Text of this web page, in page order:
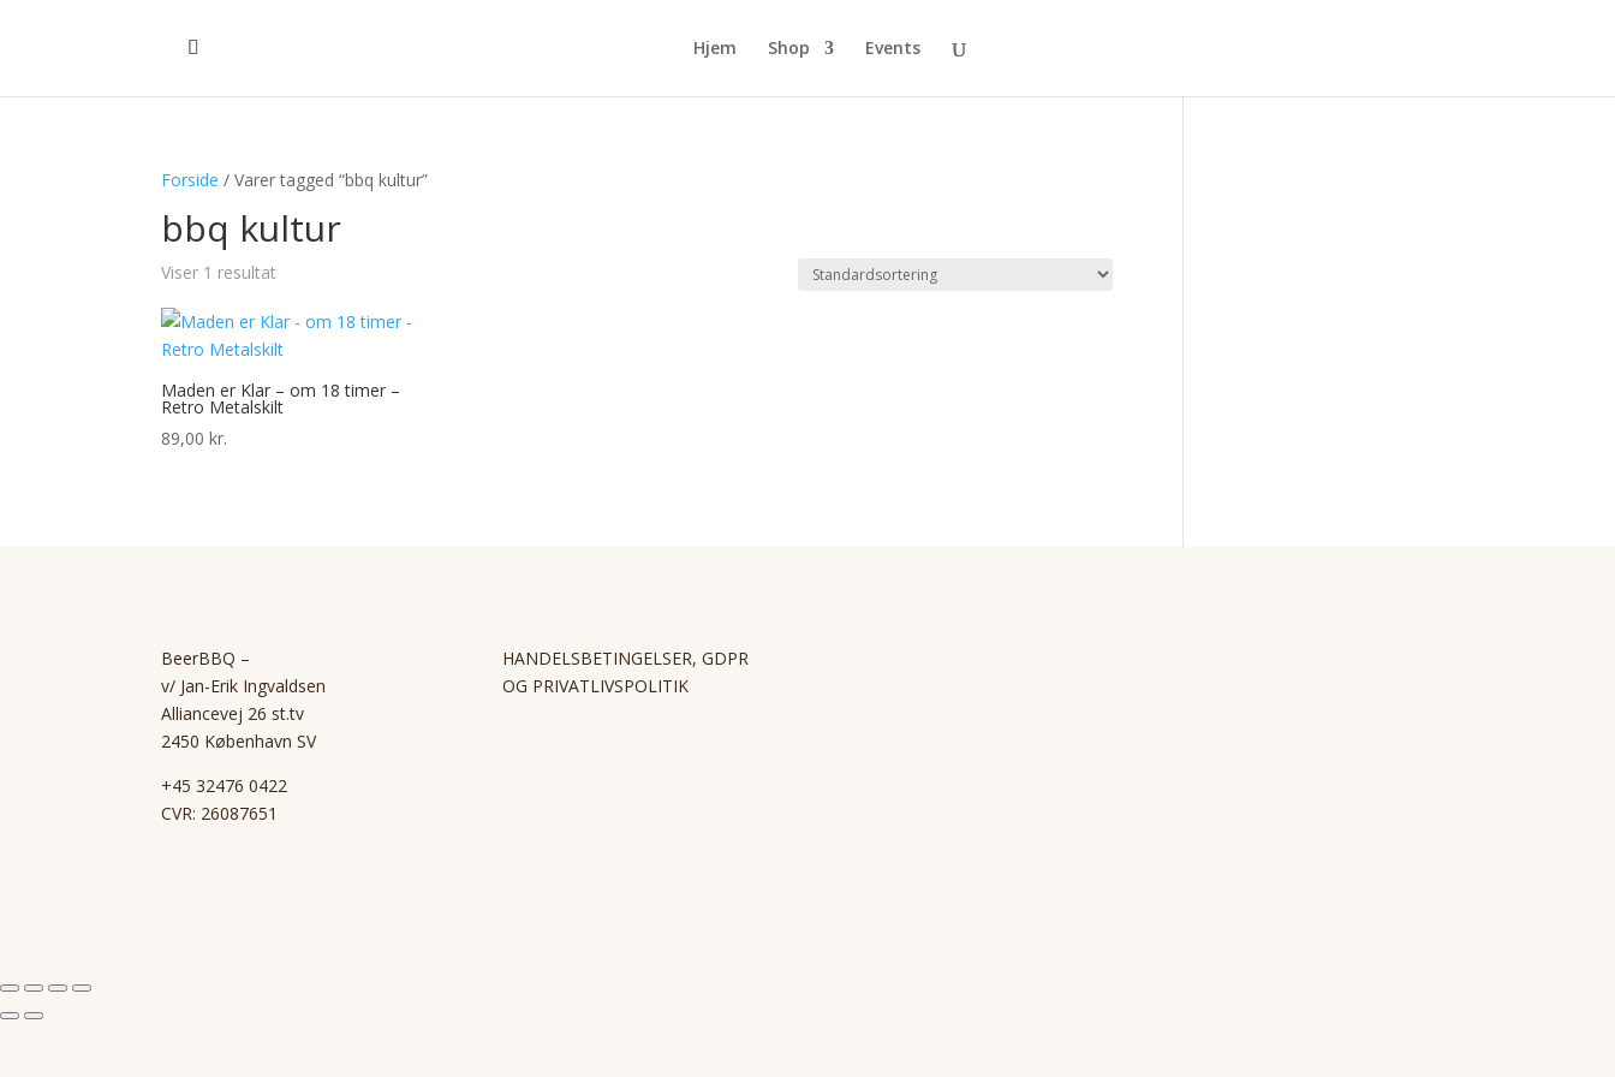
Hjem Shop Events
Forside / Varer tagged “bbq kultur”
bbq kultur
Viser 1 resultat
Maden er Klar – om 18 timer –
Retro Metalskilt
89,00kr.
BeerBBQ –
v/ Jan-Erik Ingvaldsen
Alliancevej 26 st.tv
2450 København SV
+45 32476 0422
CVR: 26087651
HANDELSBETINGELSER, GDPR
OG PRIVATLIVSPOLITIK